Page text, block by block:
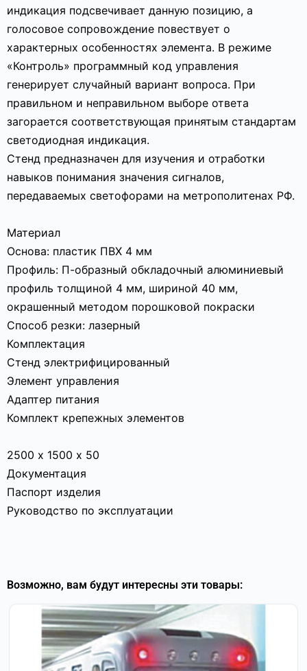
индикация подсвечивает данную позицию, а
голосовое сопровождение повествует о
характерных особенностях элемента. В режиме
«Контроль» программный код управления
генерирует случайный вариант вопроса. При
правильном и неправильном выборе ответа
загорается соответствующая принятым стандартам
светодиодная индикация.
Стенд предназначен для изучения и отработки
навыков понимания значения сигналов,
передаваемых светофорами на метрополитенах РФ.
Материал
Основа: пластик ПВХ 4 мм
Профиль: П-образный обкладочный алюминиевый
профиль толщиной 4 мм, шириной 40 мм,
окрашенный методом порошковой покраски
Способ резки: лазерный
Комплектация
Стенд электрифицированный
Элемент управления
Адаптер питания
Комплект крепежных элементов
2500 х 1500 х 50
Документация
Паспорт изделия
Руководство по эксплуатации
Возможно, вам будут интересны эти товары: